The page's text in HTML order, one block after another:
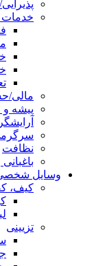
خدمات
مالی/
پیشه
نظافت
وسایل
کیف،
تزیینی